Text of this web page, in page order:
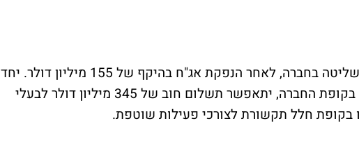
התעשייה האווירית תהפוך לבעלת השליטה בחברה, לאחר הנפקת אג"ח בהיקף של 155 מיליון דולר. יחד
עם 210 מיליון הדולר שכבר נמצאים בקופת החברה, יתאפשר תשלום חוב של 345 מיליון דולר לבעלי